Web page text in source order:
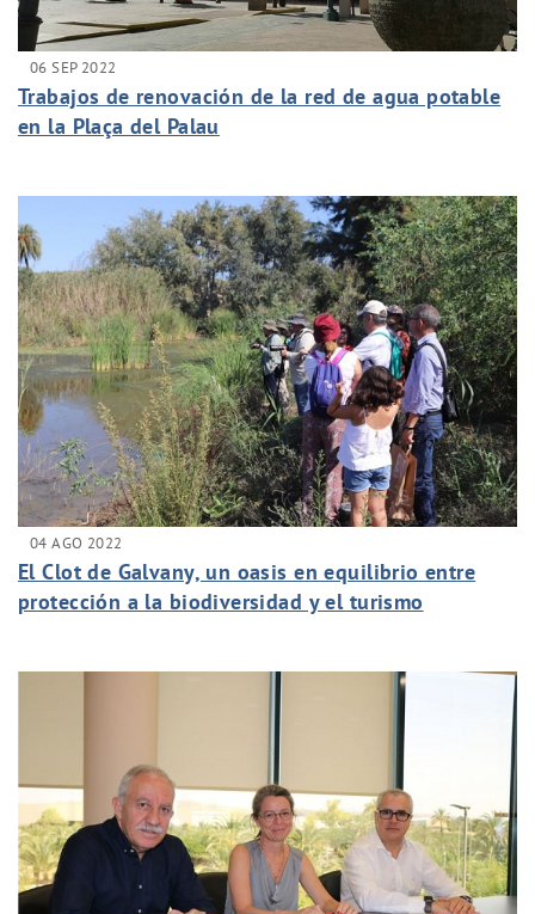
06 SEP 2022
Trabajos de renovación de la red de agua potable
en la Plaça del Palau
04 AGO 2022
El Clot de Galvany, un oasis en equilibrio entre
protección a la biodiversidad y el turismo